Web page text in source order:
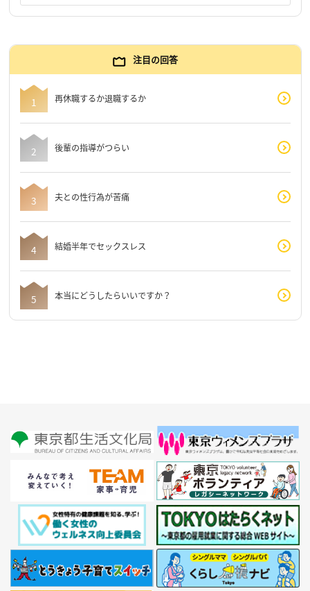
注目の回答
再休職するか退職するか
後輩の指導がつらい
夫との性行為が苦痛
結婚半年でセックスレス
本当にどうしたらいいですか？